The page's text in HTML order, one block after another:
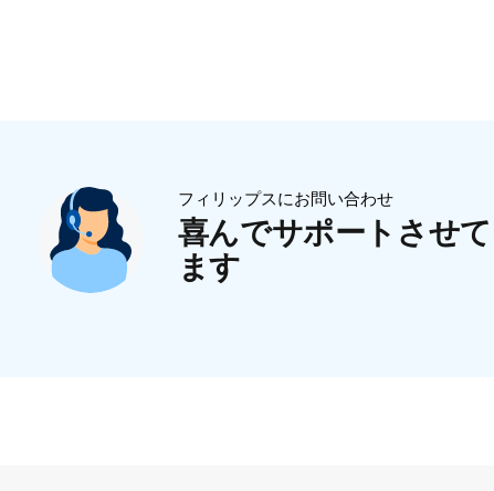
フィリップスにお問い合わせ
喜んでサポートさせ
ます